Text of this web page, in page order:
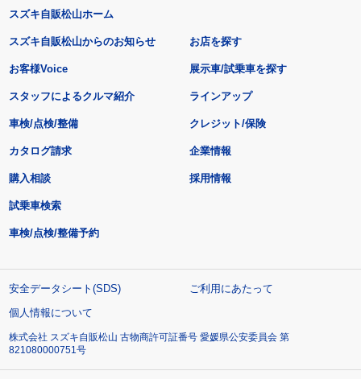
スズキ自販松山ホーム
スズキ自販松山からのお知らせ
お客様Voice
スタッフによるクルマ紹介
お店を探す
展示車/試乗車を探す
ラインアップ
車検/点検/整備 クレジット/保険
カタログ請求
購入相談
試乗車検索
車検/点検/整備予約
企業情報
採用情報
安全データシート(SDS)
ご利用にあたって
個人情報について
株式会社 スズキ自販松山 古物商許可証番号 愛媛県公安委員会 第
821080000751号